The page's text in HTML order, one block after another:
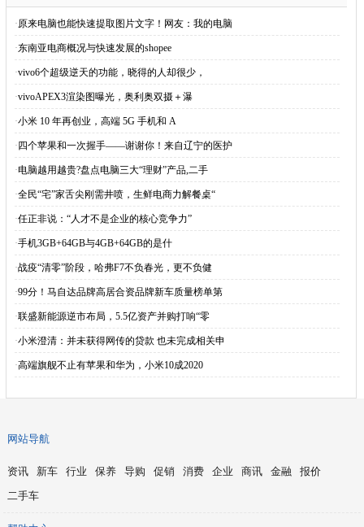
·原来电脑也能快速提取图片文字！网友：我的电脑
·东南亚电商概况与快速发展的shopee
·vivo6个超级逆天的功能，晓得的人却很少，
·vivoAPEX3渲染图曝光，奥利奥双摄＋瀑
·小米 10 年再创业，高端 5G 手机和 A
· 四个苹果和一次握手——谢谢你！来自辽宁的医护
·电脑越用越贵?盘点电脑三大“理财”产品,二手
·全民“宅”家舌尖刚需井喷，生鲜电商力解餐桌“
·任正非说：“人才不是企业的核心竞争力”
·手机3GB+64GB与4GB+64GB的是什
·战疫“清零”阶段，哈弗F7不负春光，更不负健
·99分！马自达品牌高居合资品牌新车质量榜单第
·联盛新能源逆市布局，5.5亿资产并购打响“零
·小米澄清：并未获得网传的贷款 也未完成相关申
·高端旗舰不止有苹果和华为，小米10成2020
网站导航
资讯 新车 行业 保养 导购 促销 消费 企业 商讯 金融
报价
二手车